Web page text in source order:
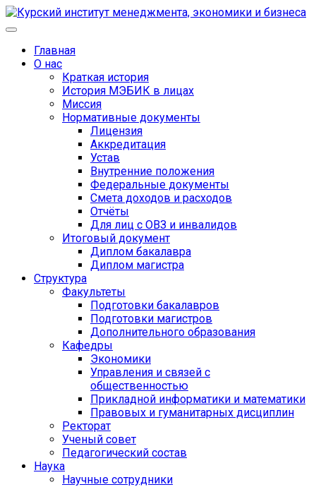
Главная
О нас
Краткая история
История МЭБИК в лицах
Миссия
Нормативные документы
Лицензия
Аккредитация
Устав
Внутренние положения
Федеральные документы
Смета доходов и расходов
Отчёты
Для лиц с ОВЗ и инвалидов
Итоговый документ
Диплом бакалавра
Диплом магистра
Структура
Факультеты
Подготовки бакалавров
Подготовки магистров
Дополнительного образования
Кафедры
Экономики
Управления и связей с
общественностью
Прикладной информатики и математики
Правовых и гуманитарных дисциплин
Ректорат
Ученый совет
Педагогический состав
Наука
Научные сотрудники